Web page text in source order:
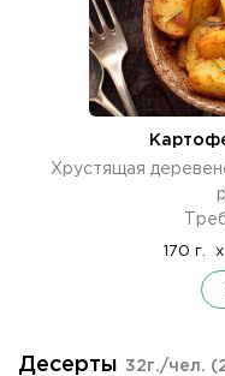
Хрустящая
170 г. x
Десерты 32г./чел.